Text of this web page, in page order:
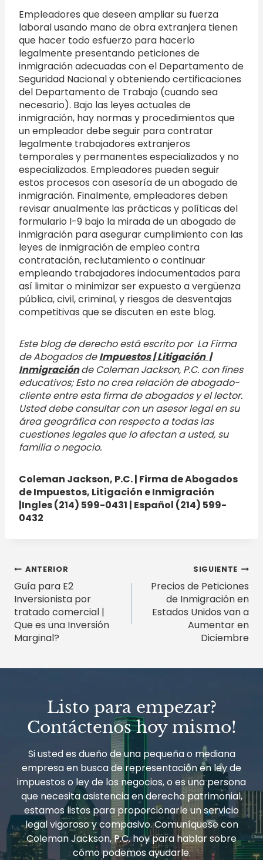
Empleadores que deseen ampliar su fuerza
laboral usando mano de obra extranjera tienen
que hacer todo esfuerzo para hacerlo
legalmente presentando peticiones de
inmigración adecuadas con el Departamento de
Seguridad Nacional y obteniendo certificaciones
del Departamento de Trabajo (cuando sea
necesario). Bajo las leyes actuales de
inmigración, hay normas y procedimientos que
un empleador debe seguir para contratar
legalmente trabajadores extranjeros
temporales y permanentes especializados y no
especializados. Empleadores pueden seguir
estos procesos con asesoría de un abogado de
inmigración. Finalmente, empleadores deben
revisar anualmente las prácticas y políticas del
formulario I-9 bajo la mirada de un abogado de
inmigración para asegurar cumplimiento con las
leyes de inmigración de empleo contra
contratación, reclutamiento o continuar
empleando trabajadores indocumentados para
así limitar o minimizar ser expuesto a vergüenza
pública, civil, criminal, y riesgos de desventajas
competitivas que se discuten en este blog.
Este blog de derecho está escrito por La Firma
de Abogados deImpuestos | Litigación |
Inmigraciónde Coleman Jackson, P.C. con fines
educativos; Esto no crea relación de abogado-
cliente entre esta firma de abogados y el lector.
Usted debe consultar con un asesor legal en su
área geográfica con respecto a todas las
cuestiones legales que lo afectan a usted, su
familia o negocio.
Coleman Jackson, P.C. | Firma de Abogados
de Impuestos, Litigación e Inmigración
|Ingles (214) 599-0431 | Español (214) 599-
0432
Navegación
de
entradas
ANTERIOR
Guía para E2
Inversionista por
tratado comercial |
Que es una Inversión
Marginal?
SIGUIENTE
Precios de Peticiones
de Inmigración en
Estados Unidos van a
Aumentar en
Diciembre
Listo para empezar?
Contáctenos hoy mismo!
Si usted es dueño de una pequeña o mediana
empresa en busca de representación en ley de
impuestos o ley de los negocios, o es una persona
que necesita asistencia en derecho patrimonial,
estamos listos para proporcionarle un servicio
legal vigoroso y compasivo. Comuníquese con
Coleman Jackson, P.C. hoy para hablar sobre
cómo podemos ayudarle.